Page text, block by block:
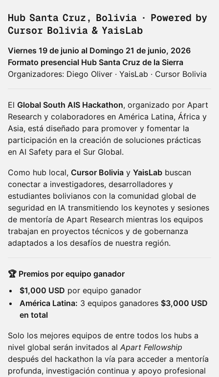
Hub Santa Cruz, Bolivia · Powered by
Cursor Bolivia & YaisLab
Viernes 19 de junio al Domingo 21 de junio, 2026
Formato presencial Hub Santa Cruz de la Sierra
Organizadores: Diego Oliver · YaisLab · Cursor Bolivia
El Global South AIS Hackathon, organizado por Apart
Research y colaboradores en América Latina, África y
Asia, está diseñado para promover y fomentar la
participación en la creación de soluciones prácticas
en AI Safety para el Sur Global.
Como hub local, Cursor Bolivia y YaisLab buscan
conectar a investigadores, desarrolladores y
estudiantes bolivianos con la comunidad global de
seguridad en IA transmitiendo los keynotes y sesiones
de mentoría de Apart Research mientras los equipos
trabajan en proyectos técnicos y de gobernanza
adaptados a los desafíos de nuestra región.
🏆 Premios por equipo ganador
$1,000 USD por equipo ganador
América Latina: 3 equipos ganadores $3,000 USD
en total
Solo los mejores equipos de entre todos los hubs a
nivel global serán invitados al Apart Fellowship
después del hackathon la vía para acceder a mentoría
profunda, investigación continua y apoyo profesional